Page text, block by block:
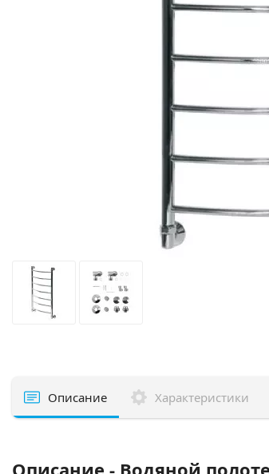
Описание Характеристики
Описание - Водяной